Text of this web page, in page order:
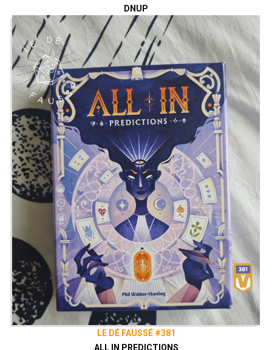
DNUP
LE DÉ FAUSSÉ #381
ALL IN PREDICTIONS